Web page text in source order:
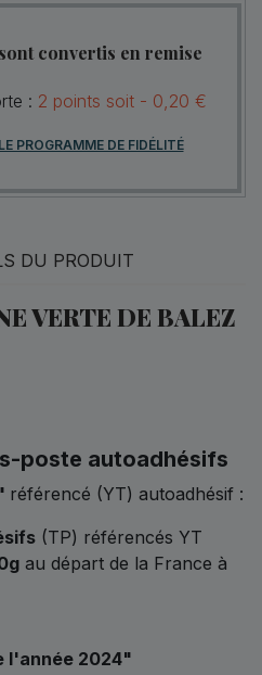
convertis en remise
: 2 points soit - 0,20 €
PROGRAMME DE FIDÉLITÉ
DU PRODUIT
VERTE DE BALEZ
poste autoadhésifs
référencé (YT) autoadhésif :
(TP) référencés YT
au départ de la France à
l'année 2024"